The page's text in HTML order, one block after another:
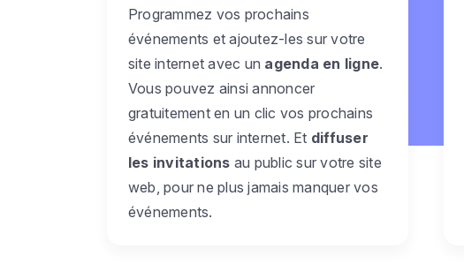
Programmez vos prochains
événements et ajoutez-les sur votre
site internet avec un agenda en ligne.
Vous pouvez ainsi annoncer
gratuitement en un clic vos prochains
événements sur internet. Et diffuser
les invitations au public sur votre site
web, pour ne plus jamais manquer vos
événements.